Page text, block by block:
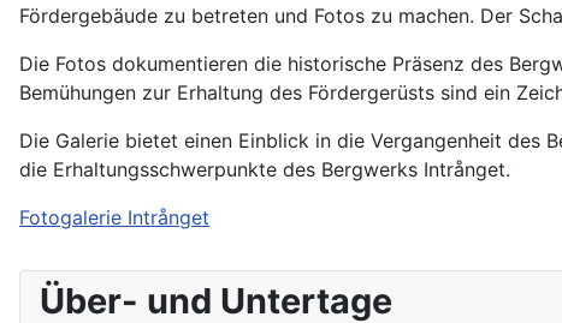
Fördergebäude zu betreten und Fotos zu machen. Der
Die Fotos dokumentieren die historische Präsenz des
Bemühungen zur Erhaltung des Fördergerüsts sind ein
Die Galerie bietet einen Einblick in die Vergangenheit des
die Erhaltungsschwerpunkte des Bergwerks Intrånget.
Fotogalerie Intrånget
Über- und Untertage